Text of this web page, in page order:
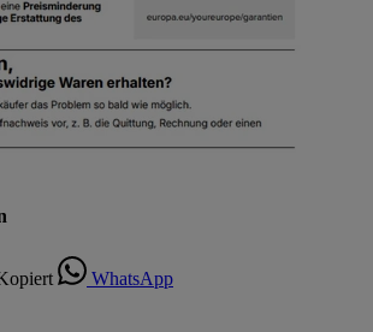
WhatsApp